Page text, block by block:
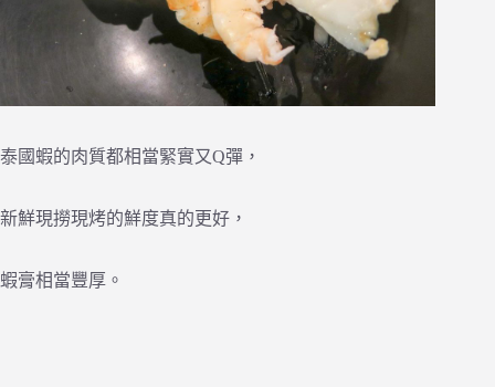
泰國蝦的肉質都相當緊實又Q彈，
新鮮現撈現烤的鮮度真的更好，
蝦膏相當豐厚。